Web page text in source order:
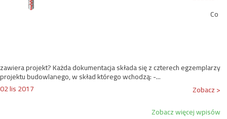
Co
zawiera projekt? Każda dokumentacja składa się z czterech egzemplarzy
projektu budowlanego, w skład którego wchodzą: -...
02 lis 2017
Zobacz >
Zobacz więcej wpisów